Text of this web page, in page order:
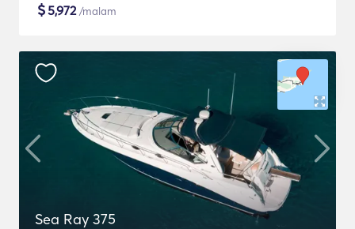
$5,972/malam
Sea Ray 375